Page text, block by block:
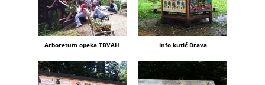
Arboretum opeka TBVAH Info kutić Drava